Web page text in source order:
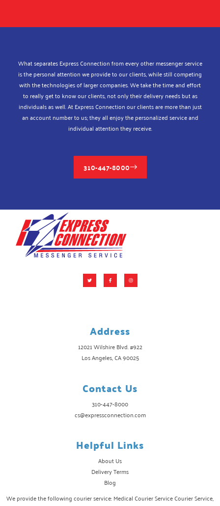
What separates Express Connection from every other messenger service
is the personal attention we provide to our clients, while still competing
with the technologies of larger companies. We take the time and effort
to really get to know our clients, not only their delivery needs but as
individuals as well. At Express Connection our clients are more than just
an account number to us; they all enjoy the personalized service and
individual attention they receive.
310-447-8000
Address
12021 Wilshire Blvd. #922
Los Angeles, CA 90025
Contact Us
310-447-8000
cs@expressconnection.com
Helpful Links
About Us
Delivery Terms
Blog
We provide the following courier service: Medical Courier Service Courier Service,